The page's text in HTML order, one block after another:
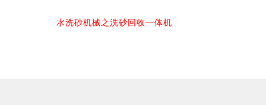
水洗砂机械之洗砂回收一体机